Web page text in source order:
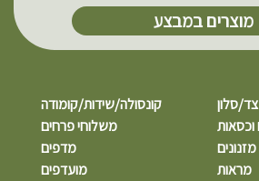
מוצרים במבצע
סלון
קונסולה/שידות/קומודה
משלוחי פרחים
מזנונים
מדפים
מראות
מועדפים